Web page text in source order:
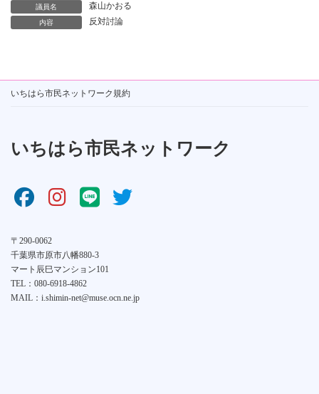
議員名 森山かおる
内容 反対討論
いちはら市民ネットワーク規約
いちはら市民ネットワーク
〒290-0062
千葉県市原市八幡880-3
マート辰巳マンション101
TEL：080-6918-4862
MAIL：i.shimin-net@muse.ocn.ne.jp